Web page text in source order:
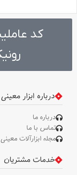
کد
درباره ابزار معینی
درباره ما
تماس با ما
مجله ابزارآلات معینی
خدمات مشتریان